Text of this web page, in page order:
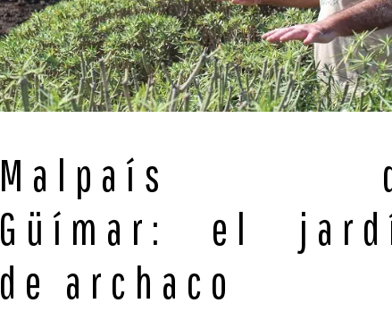
Malpaís
Güímar: el
de archaco